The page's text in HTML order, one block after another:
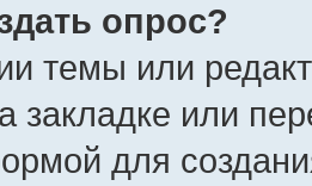
опрос?
темы или
закладке или
для